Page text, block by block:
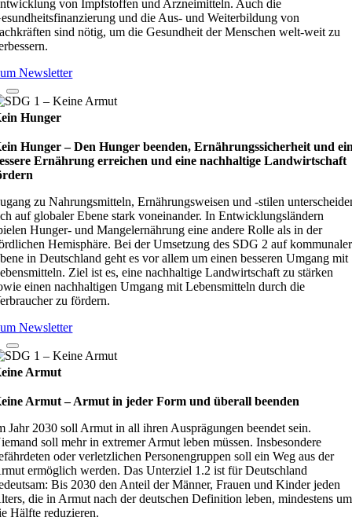
von Impfstoffen und Arzneimitteln. Auch die
und die Aus- und Weiterbildung von
sind nötig, um die Gesundheit der Menschen welt-weit zu
Newsletter
Hunger
Hunger – Den Hunger beenden, Ernährungssicherheit und
Ernährung erreichen und eine nachhaltige Landwirtschaft
zu Nahrungsmitteln, Ernährungsweisen und -stilen
auf globaler Ebene stark voneinander. In Entwicklungsländern
Hunger- und Mangelernährung eine andere Rolle als in der
Hemisphäre. Bei der Umsetzung des SDG 2 auf kommunaler
in Deutschland geht es vor allem um einen besseren Umgang mit
Ziel ist es, eine nachhaltige Landwirtschaft zu stärken
einen nachhaltigen Umgang mit Lebensmitteln durch die
zu fördern.
Newsletter
Armut
Armut – Armut in jeder Form und überall beenden
Jahr 2030 soll Armut in all ihren Ausprägungen beendet sein.
soll mehr in extremer Armut leben müssen. Insbesondere
oder verletzlichen Personengruppen soll ein Weg aus der
ermöglich werden. Das Unterziel 1.2 ist für Deutschland
Bis 2030 den Anteil der Männer, Frauen und Kinder jeden
die in Armut nach der deutschen Definition leben, mindestens um
Hälfte reduzieren.